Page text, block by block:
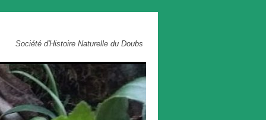
Société d'Histoire Naturelle du Doubs